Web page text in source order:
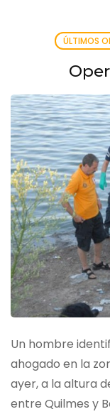
ÚLTIMOS
Un hombre
ahogado en la
ayer, a la altura
entre Quilmes y